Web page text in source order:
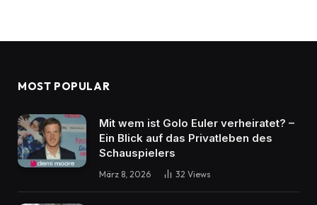
MOST POPULAR
Mit wem ist Golo Euler verheiratet? –
Ein Blick auf das Privatleben des
Schauspielers
März 8, 2026 32 Views